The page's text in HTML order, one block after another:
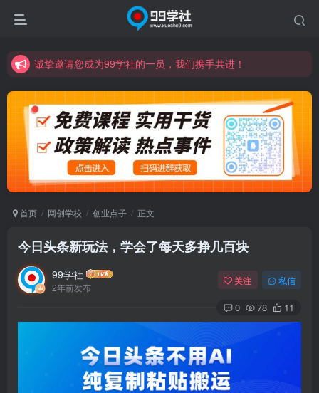
诚挚邀请您成为99学社的一员，我们携手共进！
诚挚邀请您成为99学社的一员，我们携手共进！
学习路上不孤独，99学社与你同行！分享全网优质VIP资源，炒股教程、创业教程、网络营销教程、自媒体短视频教程等，长期更新各大精品创业项目！
首页 网创学校 创业点子 正文
今日头条新玩法，学会了每天多挣几百块
99学社
2年前发布
关注 私信
0 78 11